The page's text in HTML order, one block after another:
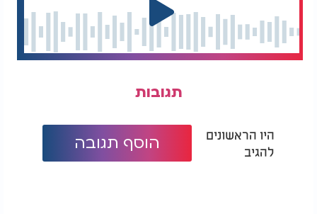
תגובות
היו הראשונים
להגיב
הוסף תגובה